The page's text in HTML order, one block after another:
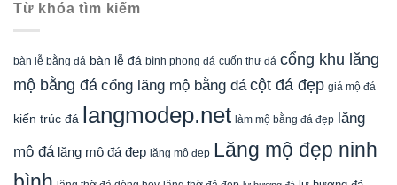
Từ khóa tìm kiếm
bàn lễ bằng đá bàn lễ đá bình phong đá cuốn thư đá cổng khu lăng
mộ bằng đá cổng lăng mộ bằng đá cột đá đẹp giá mộ đá
kiến trúc đá langmodep.net làm mộ bằng đá đẹp lăng
mộ đá lăng mộ đá đẹp lăng mộ đẹp Lăng mộ đẹp ninh